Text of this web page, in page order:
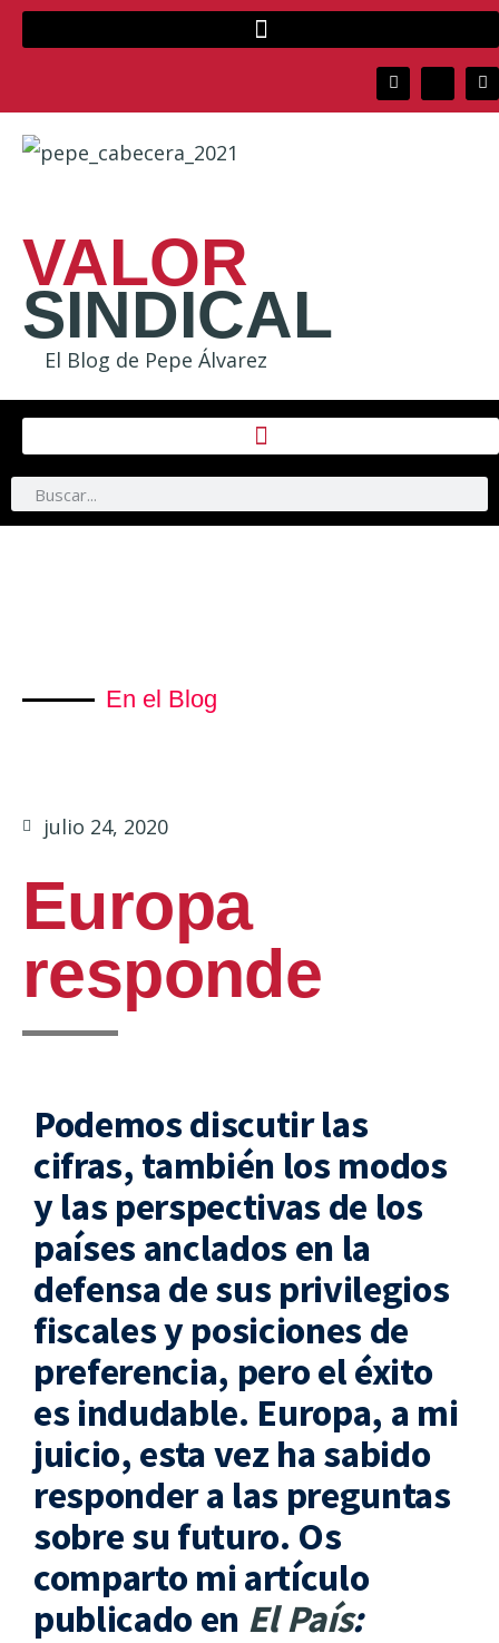
VALOR
SINDICAL
El Blog de Pepe Álvarez
En el Blog
julio 24, 2020
Europa
responde
Podemos discutir las
cifras, también los modos
y las perspectivas de los
países anclados en la
defensa de sus privilegios
fiscales y posiciones de
preferencia, pero el éxito
es indudable. Europa, a mi
juicio, esta vez ha sabido
responder a las preguntas
sobre su futuro. Os
comparto mi artículo
publicado en El País: